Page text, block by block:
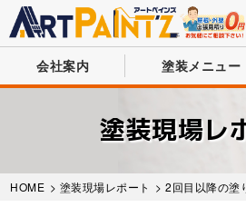
会社案内 塗装メニュー
塗装現場レ
HOME > 塗装現場レポート > 2回目以降の塗